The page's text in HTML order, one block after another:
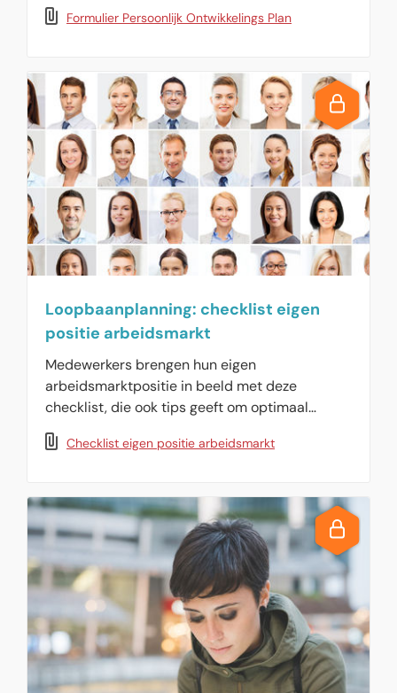
Formulier Persoonlijk Ontwikkelings Plan
Loopbaanplanning: checklist eigen
positie arbeidsmarkt
Medewerkers brengen hun eigen
arbeidsmarktpositie in beeld met deze
checklist, die ook tips geeft om optimaal
inzetbaar te blijven voor de interne en externe
arbeidmarkt.
Checklist eigen positie arbeidsmarkt